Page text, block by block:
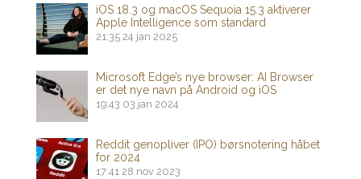
iOS 18.3 og macOS Sequoia 15.3 aktiverer
Apple Intelligence som standard
21:35 24 jan 2025
Microsoft Edge’s nye browser: AI Browser
er det nye navn på Android og iOS
19:43 03 jan 2024
Reddit genopliver (IPO) børsnotering håbet
for 2024
17:41 28 nov 2023